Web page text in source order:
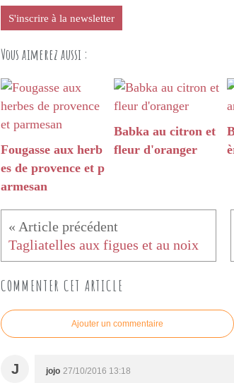
S'inscrire à la newsletter
Vous aimerez aussi :
Fougasse aux herb
es de provence et p
armesan
Babka au citron et
fleur d'oranger
Tagliatelles aux figues et au noix
COMMENTER CET ARTICLE
Ajouter un commentaire
J jojo 27/10/2016 13:18